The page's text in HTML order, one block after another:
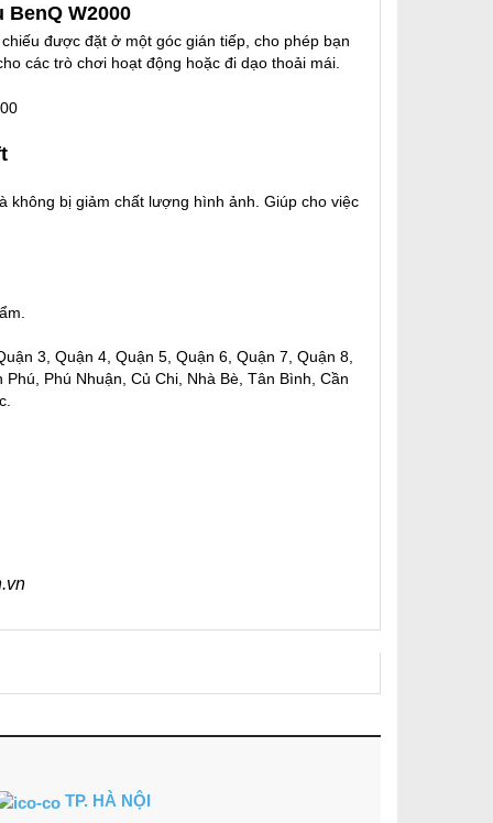
W2000
được đặt ở một góc gián tiếp, cho phép bạn
các trò chơi hoạt động hoặc đi dạo thoải mái.
không bị giảm chất lượng hình ảnh. Giúp cho việc
3, Quận 4, Quận 5, Quận 6, Quận 7, Quận 8,
Phú Nhuận, Củ Chi, Nhà Bè, Tân Bình, Cần
TP. HÀ NỘI